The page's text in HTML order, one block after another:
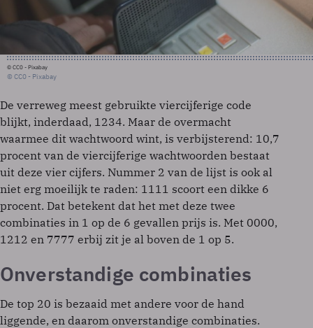
© CC0 - Pixabay
© CC0 - Pixabay
De verreweg meest gebruikte viercijferige code
blijkt, inderdaad, 1234. Maar de overmacht
waarmee dit wachtwoord wint, is verbijsterend: 10,7
procent van de viercijferige wachtwoorden bestaat
uit deze vier cijfers. Nummer 2 van de lijst is ook al
niet erg moeilijk te raden: 1111 scoort een dikke 6
procent. Dat betekent dat het met deze twee
combinaties in 1 op de 6 gevallen prijs is. Met 0000,
1212 en 7777 erbij zit je al boven de 1 op 5.
Onverstandige combinaties
De top 20 is bezaaid met andere voor de hand
liggende, en daarom onverstandige combinaties.